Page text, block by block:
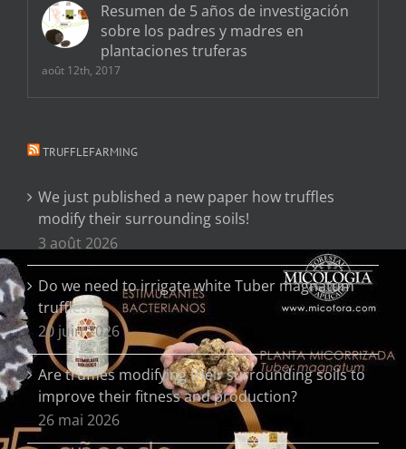
Resumen de 5 años de investigación
sobre los padres y madres en
plantaciones truferas
août 12th, 2017
TRUFFLEFARMING
We just published a new paper how truffles
modify their surrounding soils!
3 août 2026
Do we need to irrigate white Tuber magnatum
truffles?
20 juin 2026
Are truffles modifying their surrounding soils to
improve their fitness and production?
26 mai 2026